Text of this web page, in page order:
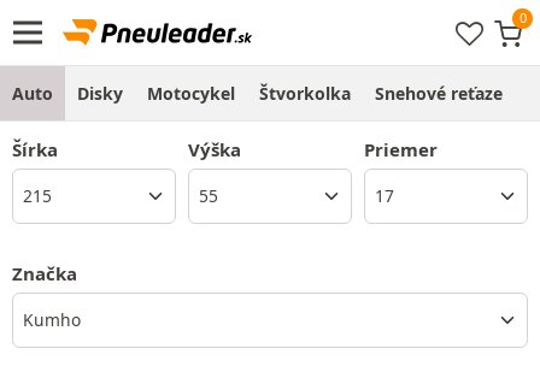
Auto Disky Motocykel Štvorkolka Snehové reťaze
Šírka Výška Priemer
Značka
Kumho